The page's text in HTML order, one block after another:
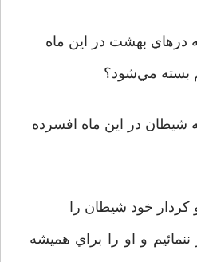
درهاي بهشت در اين ماه
بسته مي‌شود؟
شيطان در اين ماه افسرده
خود شيطان را
و او را براي هميشه